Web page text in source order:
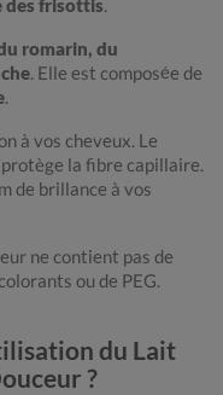
des frisottis.
romarin, du
. Elle est composée de
.
à vos cheveux. Le
la fibre capillaire.
de brillance à vos
ne contient pas de
ou de PEG.
du Lait
?